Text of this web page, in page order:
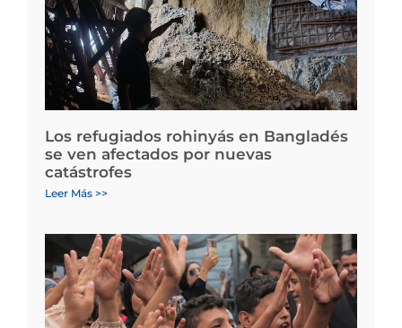
Los refugiados rohinyás en Bangladés
se ven afectados por nuevas
catástrofes
Leer Más >>